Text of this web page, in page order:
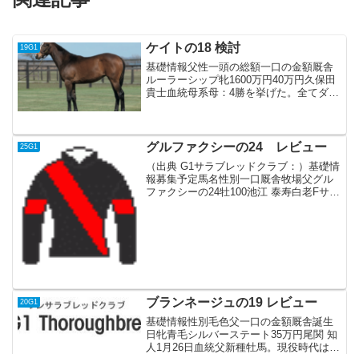
19G1 ケイトの18 検討
基礎情報父性一頭の総額一口の金額厩舎
ルーラーシップ牝1600万円40万円久保田
貴士血統母系母：4勝を挙げた。全てダー
1800m）...
25G1 グルファクシーの24 レビュー
（出典 G1サラブレッドクラブ：）基礎情
報募集予定馬名性別一口厩舎牧場父グル
ファクシーの24牡100池江 泰寿白老Fサー
20G1 ブランネージュの19 レビュー
基礎情報性別毛色父一口の金額厩舎誕生
日牝青毛シルバーステート35万円尾関 知
人1月26日血統父新種牡馬。現役時代は4